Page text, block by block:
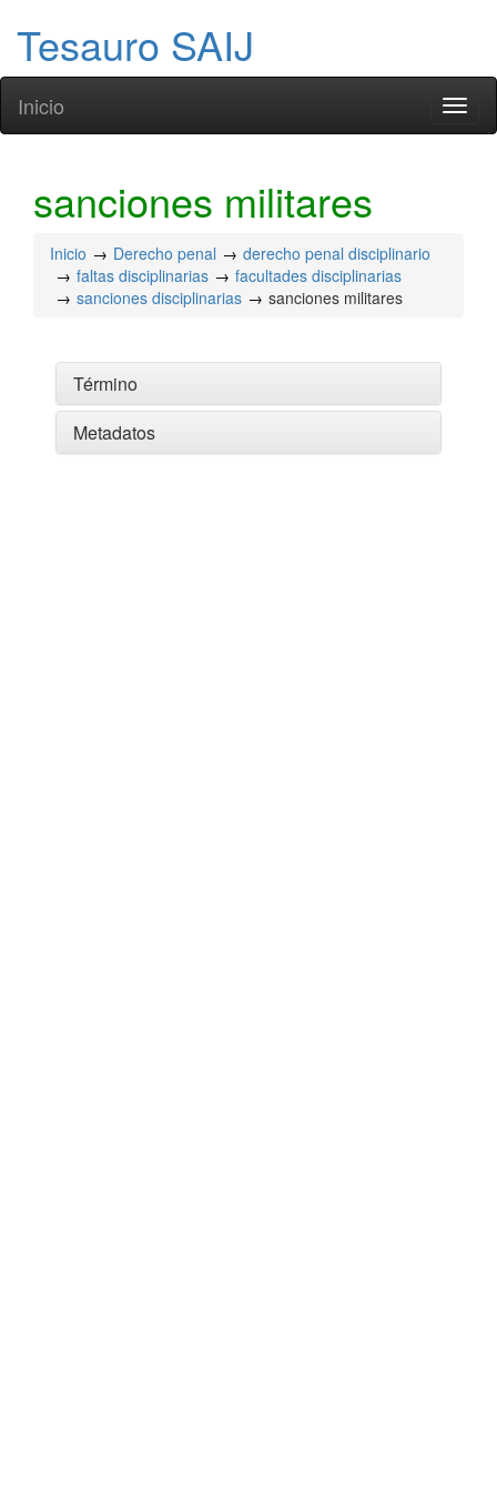
Tesauro SAIJ
Inicio
sanciones militares
Inicio Derecho penal
derecho penal disciplinario
faltas disciplinarias
facultades disciplinarias
sanciones disciplinarias
sanciones militares
Término
Metadatos